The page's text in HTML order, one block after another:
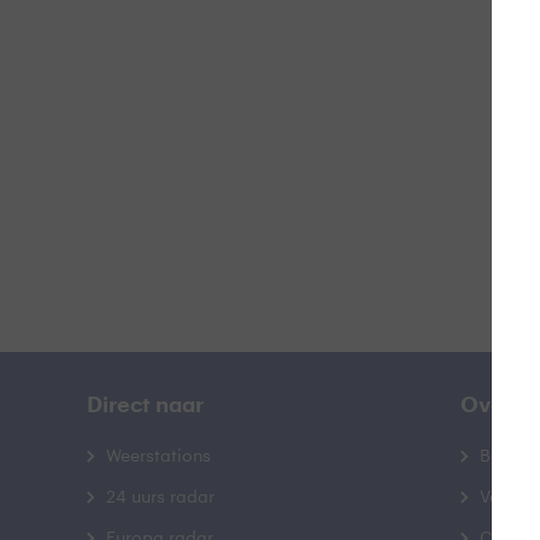
Direct naar
Weerstations
24 uurs radar
Over